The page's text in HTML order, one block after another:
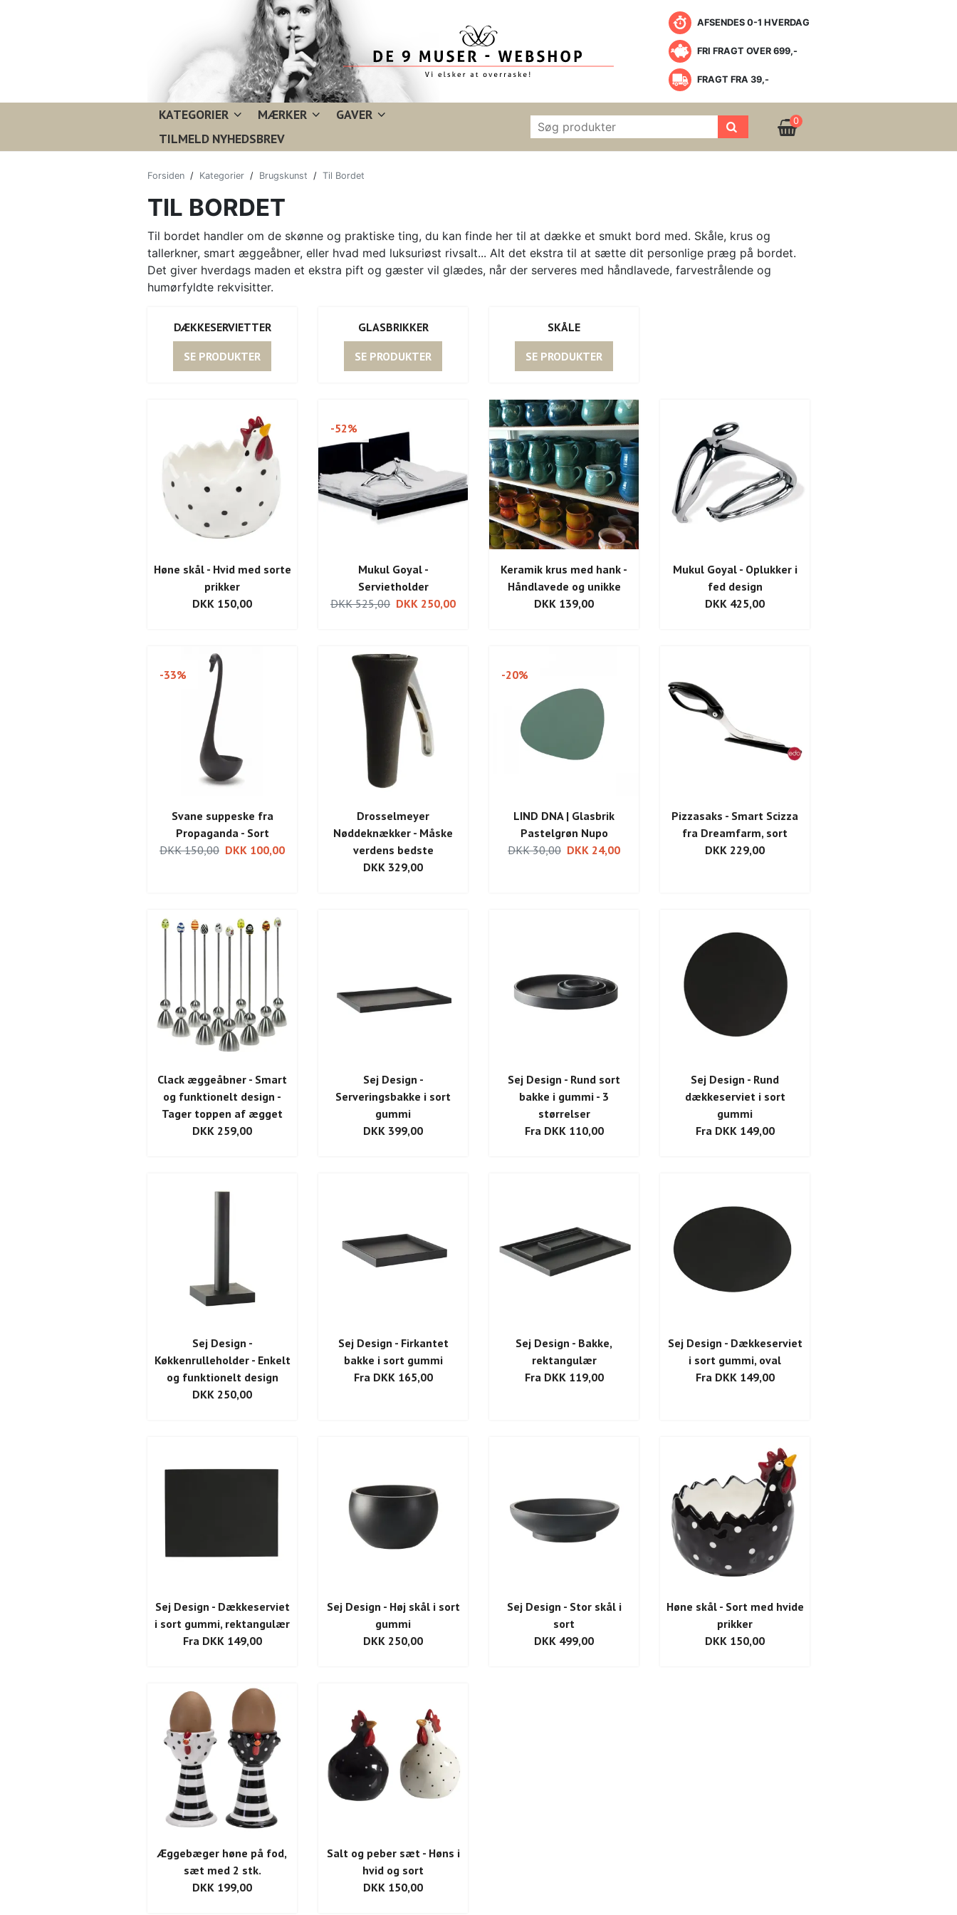
AFSENDES 0-1 HVERDAG
FRI FRAGT OVER 699,-
FRAGT FRA 39,-
KATEGORIER MÆRKER
GAVER
TILMELD NYHEDSBREV
0
Forsiden / Kategorier / Brugskunst / Til Bordet
TIL BORDET
Til bordet handler om de skønne og praktiske ting, du kan finde her til at dække et smukt bord med. Skåle, krus og
tallerkner, smart æggeåbner, eller hvad med luksuriøst rivsalt... Alt det ekstra til at sætte dit personlige præg på bordet.
Det giver hverdags maden et ekstra pift og gæster vil glædes, når der serveres med håndlavede, farvestrålende og
humørfyldte rekvisitter.
DÆKKESERVIETTER
SE PRODUKTER
GLASBRIKKER
SE PRODUKTER
SKÅLE
SE PRODUKTER
Høne skål - Hvid med sorte
prikker
DKK 150,00
Mukul Goyal -
Servietholder
DKK 525,00 DKK 250,00
-52%
Keramik krus med hank -
Håndlavede og unikke
DKK 139,00
Mukul Goyal - Oplukker i
fed design
DKK 425,00
Svane suppeske fra
Propaganda - Sort
DKK 150,00 DKK 100,00
-33%
Drosselmeyer
Nøddeknækker - Måske
verdens bedste
DKK 329,00
LIND DNA | Glasbrik
Pastelgrøn Nupo
DKK 30,00 DKK 24,00
-20%
Pizzasaks - Smart Scizza
fra Dreamfarm, sort
DKK 229,00
Clack æggeåbner - Smart
og funktionelt design -
Tager toppen af ægget
DKK 259,00
Sej Design -
Serveringsbakke i sort
gummi
DKK 399,00
Sej Design - Rund sort
bakke i gummi - 3
størrelser
Fra DKK 110,00
Sej Design - Rund
dækkeserviet i sort
gummi
Fra DKK 149,00
Sej Design -
Køkkenrulleholder - Enkelt
og funktionelt design
DKK 250,00
Sej Design - Firkantet
bakke i sort gummi
Fra DKK 165,00
Sej Design - Bakke,
rektangulær
Fra DKK 119,00
Sej Design - Dækkeserviet
i sort gummi, oval
Fra DKK 149,00
Sej Design - Dækkeserviet
i sort gummi, rektangulær
Fra DKK 149,00
Sej Design - Høj skål i sort
gummi
DKK 250,00
Sej Design - Stor skål i
sort
DKK 499,00
Høne skål - Sort med hvide
prikker
DKK 150,00
Æggebæger høne på fod,
sæt med 2 stk.
DKK 199,00
Salt og peber sæt - Høns i
hvid og sort
DKK 150,00